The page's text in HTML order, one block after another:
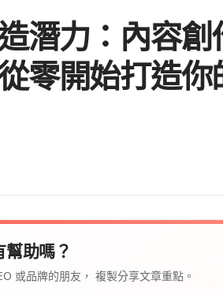
潛力：內容創
零開始打造你
助嗎？
或品牌的朋友， 複製分享文章重點。